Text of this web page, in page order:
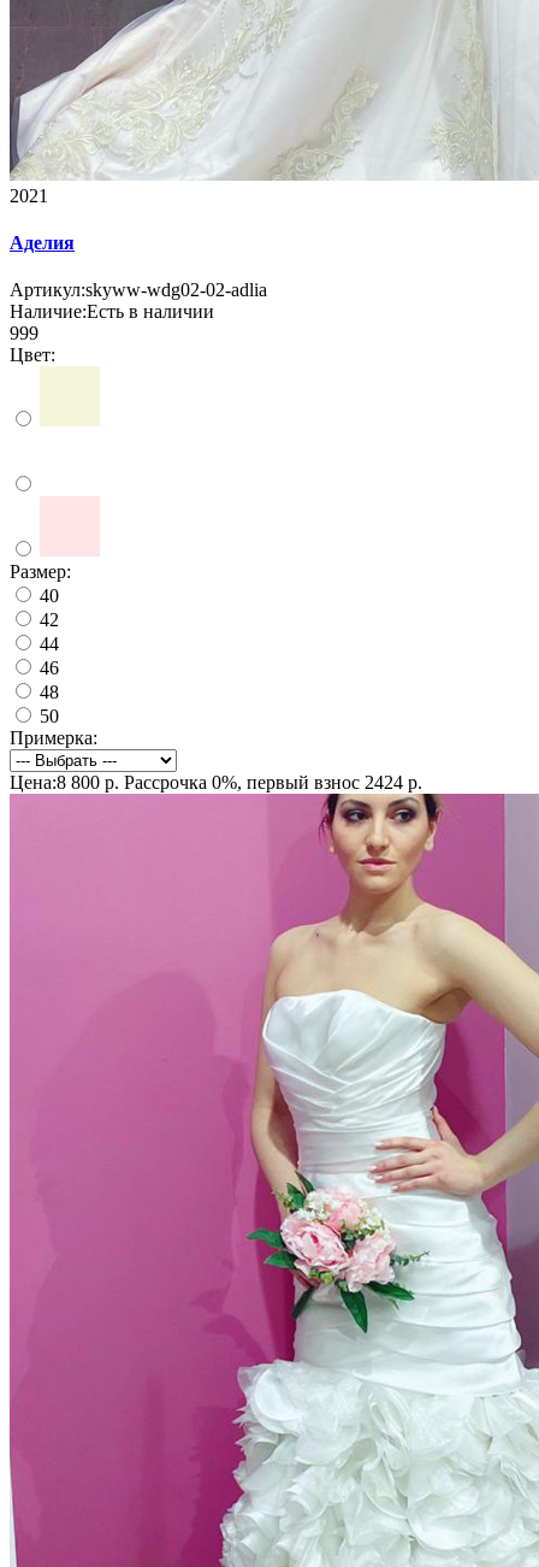
2021
Аделия
Артикул:skyww-wdg02-02-adlia
Наличие:Есть в наличии
999
Цвет:
Размер:
40
42
44
46
48
50
Примерка:
Цена:8 800 р. Рассрочка 0%, первый взнос 2424 р.